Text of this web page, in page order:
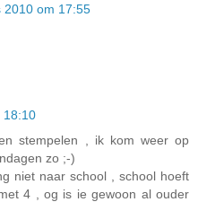
2010 om 17:55
18:10
stempelen , ik kom weer op
zo ;-)
niet naar school , school hoeft
4 , og is ie gewoon al ouder